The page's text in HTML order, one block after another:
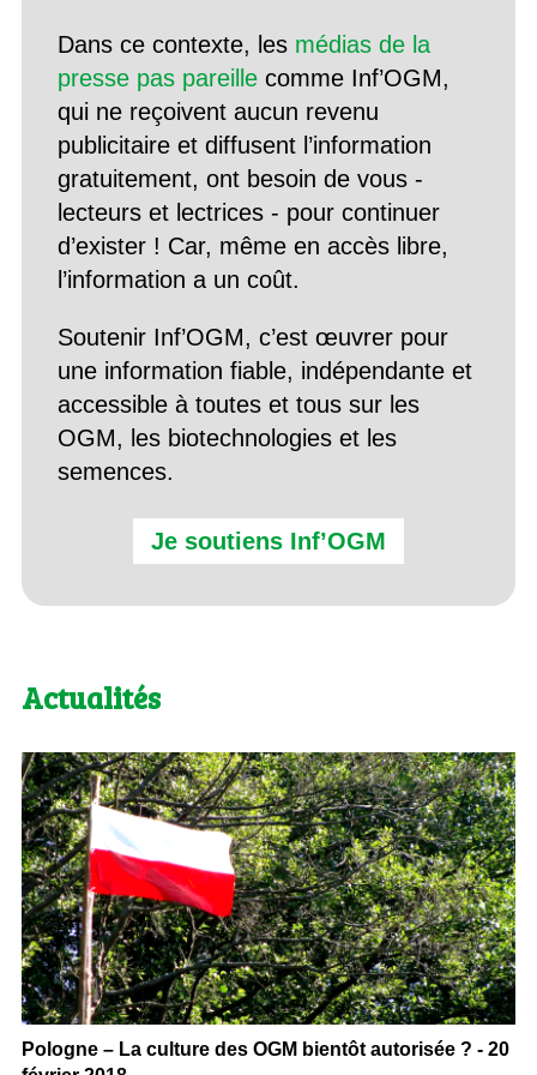
Dans ce contexte, les médias de la
presse pas pareillecomme Inf’OGM,
qui ne reçoivent aucun revenu
publicitaire et diffusent l’information
gratuitement, ont besoin de vous -
lecteurs et lectrices - pour continuer
d’exister ! Car, même en accès libre,
l’information a un coût.
Soutenir Inf’OGM, c’est œuvrer pour
une information fiable, indépendante et
accessible à toutes et tous sur les
OGM, les biotechnologies et les
semences.
Je soutiens Inf’OGM
Actualités
Pologne – La culture des OGM bientôt autorisée ? - 20